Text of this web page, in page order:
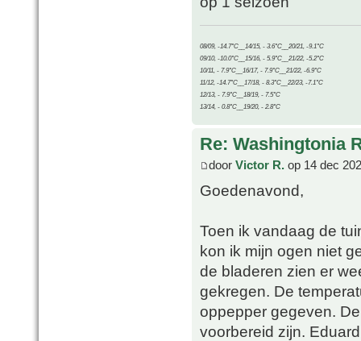
08/09, -14.7°C__14/15, - 3.6°C__20/21, -9.1°C
09/10, -10.0°C__15/16, - 5.9°C__21/22, -5.2°C
10/11, - 7.9°C__16/17, - 7.9°C__21/22, -6.9°C
11/12, -14.7°C__17/18, - 8.3°C__22/23, -7.1°C
12/13, - 7.9°C__18/19, - 7.5°C
13/14, - 0.8°C__19/20, - 2.8°C
Re: Washingtonia
door Victor R. op 14 dec
Goedenavond,
Toen ik vandaag de
kon ik mijn ogen niet
de bladeren zien er
gekregen. De
oppepper gegeven.
voorbereid zijn.